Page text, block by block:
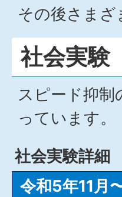
その後さまざ
社会実験
スピード抑制
っています。
社会実験詳細
令和5年11月